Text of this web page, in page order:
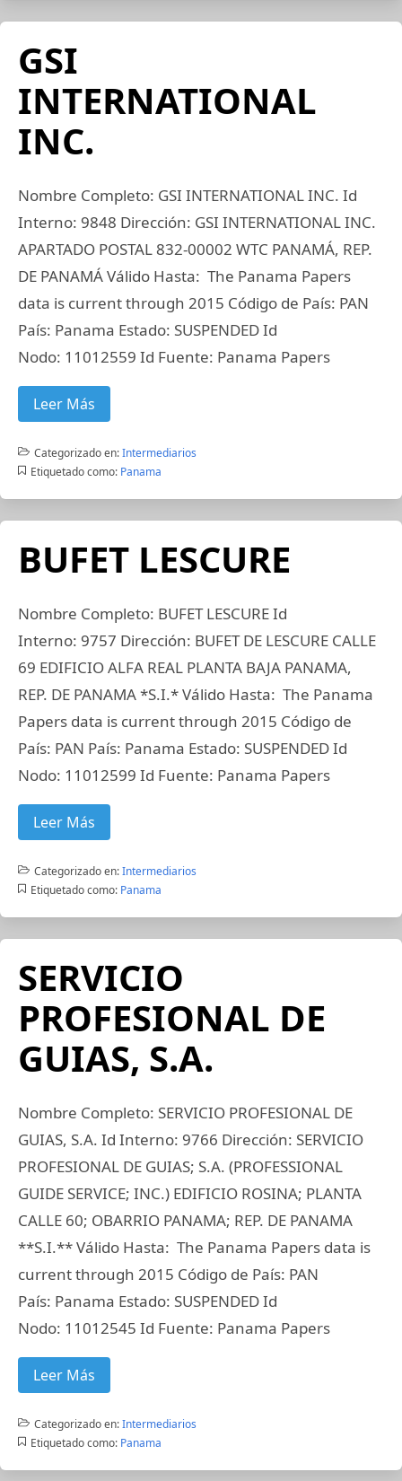
GSI
INTERNATIONAL
INC.
Nombre Completo: GSI INTERNATIONAL INC. Id
Interno: 9848 Dirección: GSI INTERNATIONAL INC.
APARTADO POSTAL 832-00002 WTC PANAMÁ, REP.
DE PANAMÁ Válido Hasta: The Panama Papers
data is current through 2015 Código de País: PAN
País: Panama Estado: SUSPENDED Id
Nodo: 11012559 Id Fuente: Panama Papers
Leer Más
Categorizado en:Intermediarios
Etiquetado como: Panama
BUFET LESCURE
Nombre Completo: BUFET LESCURE Id
Interno: 9757 Dirección: BUFET DE LESCURE CALLE
69 EDIFICIO ALFA REAL PLANTA BAJA PANAMA,
REP. DE PANAMA *S.I.* Válido Hasta: The Panama
Papers data is current through 2015 Código de
País: PAN País: Panama Estado: SUSPENDED Id
Nodo: 11012599 Id Fuente: Panama Papers
Leer Más
Categorizado en:Intermediarios
Etiquetado como: Panama
SERVICIO
PROFESIONAL DE
GUIAS, S.A.
Nombre Completo: SERVICIO PROFESIONAL DE
GUIAS, S.A. Id Interno: 9766 Dirección: SERVICIO
PROFESIONAL DE GUIAS; S.A. (PROFESSIONAL
GUIDE SERVICE; INC.) EDIFICIO ROSINA; PLANTA
CALLE 60; OBARRIO PANAMA; REP. DE PANAMA
**S.I.** Válido Hasta: The Panama Papers data is
current through 2015 Código de País: PAN
País: Panama Estado: SUSPENDED Id
Nodo: 11012545 Id Fuente: Panama Papers
Leer Más
Categorizado en:Intermediarios
Etiquetado como: Panama